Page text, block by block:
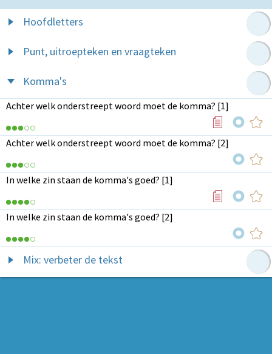
Hoofdletters
Punt, uitroepteken en vraagteken
Komma's
Achter welk onderstreept woord moet de komma? [1]
Achter welk onderstreept woord moet de komma? [2]
In welke zin staan de komma's goed? [1]
In welke zin staan de komma's goed? [2]
Mix: verbeter de tekst